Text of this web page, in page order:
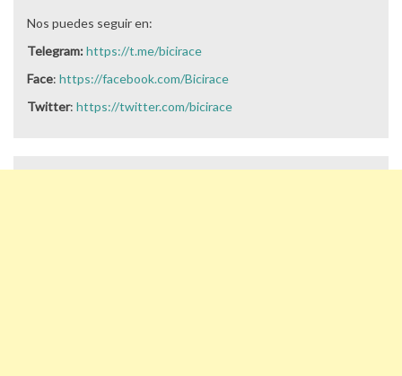
Nos puedes seguir en:
Telegram:https://t.me/bicirace
Face: https://facebook.com/Bicirace
Twitter: https://twitter.com/bicirace